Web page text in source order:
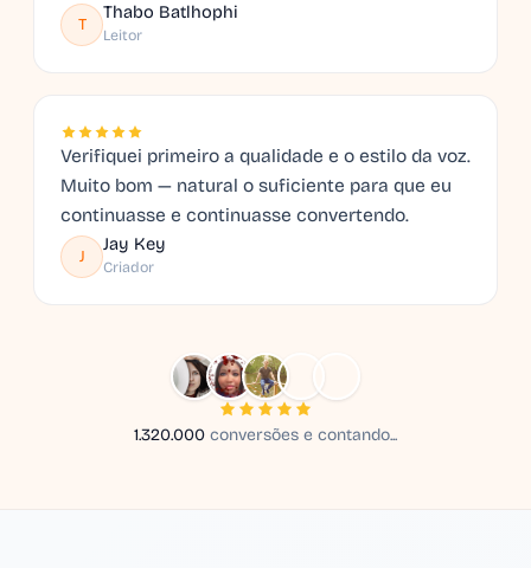
T
Thabo Batlhophi
Leitor
Verifiquei primeiro a qualidade e o estilo da voz.
Muito bom — natural o suficiente para que eu
continuasse e continuasse convertendo.
J
Jay Key
Criador
1.320.000 conversões e contando...